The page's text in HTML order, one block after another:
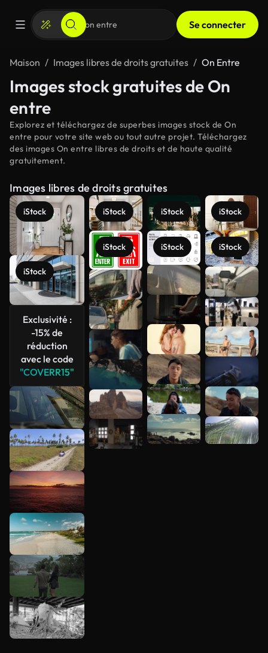
Se connecter
Maison Images libres de droits gratuites On Entre
Images stock gratuites de On
entre
Explorez et téléchargez de superbes images stock de On
entre pour votre site web ou tout autre projet. Téléchargez
des images On entre libres de droits et de haute qualité
gratuitement.
Images libres de droits gratuites
iStock
iStock
Exclusivité :
-15% de
réduction
avec le code
"COVERR15"
iStock
iStock
iStock
iStock
iStock
iStock
Voir plus